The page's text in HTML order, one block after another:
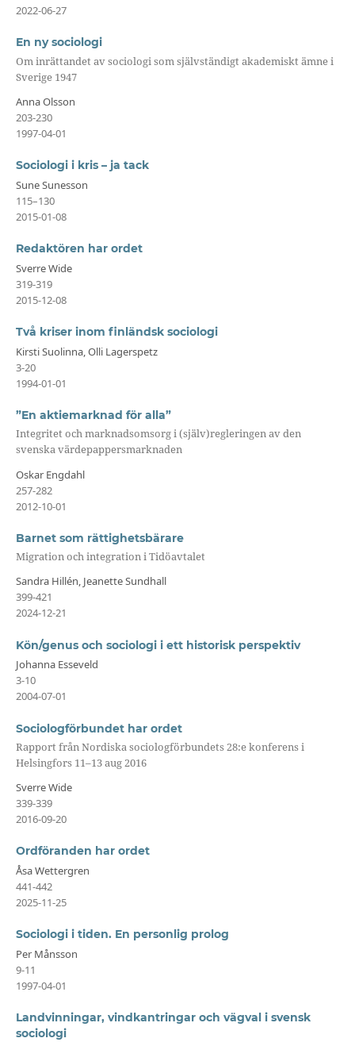
2022-06-27
En ny sociologi
Om inrättandet av sociologi som självständigt akademiskt ämne i
Sverige 1947
Anna Olsson
203-230
1997-04-01
Sociologi i kris – ja tack
Sune Sunesson
115–130
2015-01-08
Redaktören har ordet
Sverre Wide
319-319
2015-12-08
Två kriser inom finländsk sociologi
Kirsti Suolinna, Olli Lagerspetz
3-20
1994-01-01
”En aktiemarknad för alla”
Integritet och marknadsomsorg i (själv)regleringen av den
svenska värdepappersmarknaden
Oskar Engdahl
257-282
2012-10-01
Barnet som rättighetsbärare
Migration och integration i Tidöavtalet
Sandra Hillén, Jeanette Sundhall
399-421
2024-12-21
Kön/genus och sociologi i ett historisk perspektiv
Johanna Esseveld
3-10
2004-07-01
Sociologförbundet har ordet
Rapport från Nordiska sociologförbundets 28:e konferens i
Helsingfors 11–13 aug 2016
Sverre Wide
339-339
2016-09-20
Ordföranden har ordet
Åsa Wettergren
441-442
2025-11-25
Sociologi i tiden. En personlig prolog
Per Månsson
9-11
1997-04-01
Landvinningar, vindkantringar och vägval i svensk
sociologi